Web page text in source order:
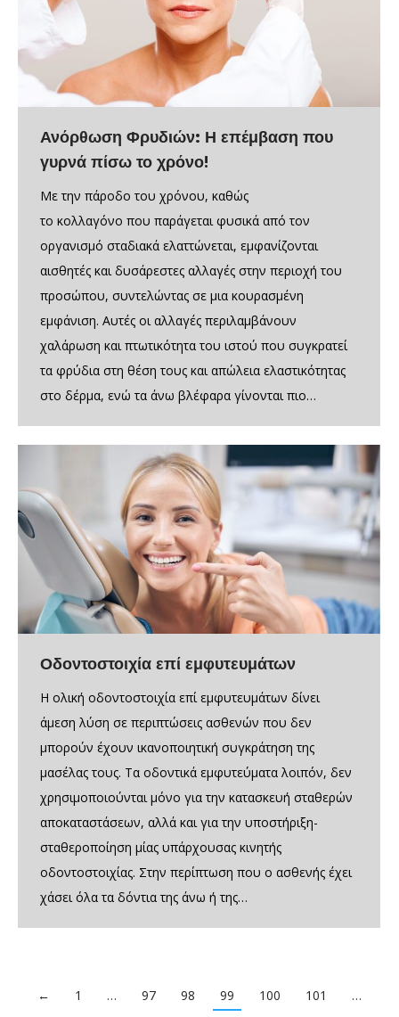
Ανόρθωση Φρυδιών: Η επέμβαση που
γυρνά πίσω το χρόνο!
Με την πάροδο του χρόνου, καθώς
το κολλαγόνο που παράγεται φυσικά από τον
οργανισμό σταδιακά ελαττώνεται, εμφανίζονται
αισθητές και δυσάρεστες αλλαγές στην περιοχή του
προσώπου, συντελώντας σε μια κουρασμένη
εμφάνιση. Αυτές οι αλλαγές περιλαμβάνουν
χαλάρωση και πτωτικότητα του ιστού που συγκρατεί
τα φρύδια στη θέση τους και απώλεια ελαστικότητας
στο δέρμα, ενώ τα άνω βλέφαρα γίνονται πιο…
Οδοντοστοιχία επί εμφυτευμάτων
Η ολική οδοντοστοιχία επί εμφυτευμάτων δίνει
άμεση λύση σε περιπτώσεις ασθενών που δεν
μπορούν έχουν ικανοποιητική συγκράτηση της
μασέλας τους. Τα οδοντικά εμφυτεύματα λοιπόν, δεν
χρησιμοποιούνται μόνο για την κατασκευή σταθερών
αποκαταστάσεων, αλλά και για την υποστήριξη-
σταθεροποίηση μίας υπάρχουσας κινητής
οδοντοστοιχίας. Στην περίπτωση που ο ασθενής έχει
χάσει όλα τα δόντια της άνω ή της…
← 1 … 97 98 99 100 101
…